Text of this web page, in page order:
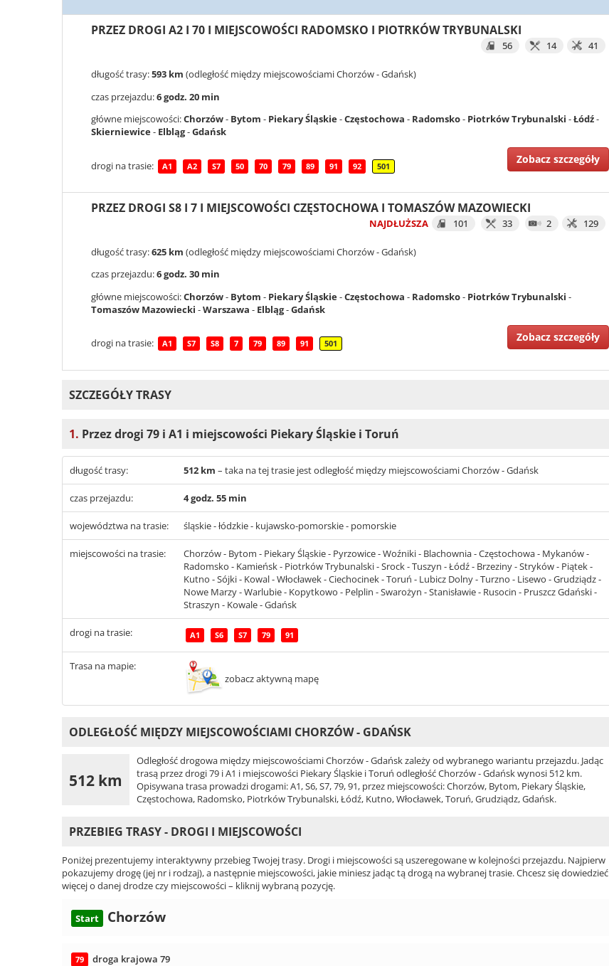
PRZEZ DROGI A2 I 70 I MIEJSCOWOŚCI RADOMSKO I PIOTRKÓW TRYBUNALSKI
56 14 41
długość trasy:593 km (odległość między miejscowościami Chorzów - Gdańsk)
czas przejazdu:6 godz. 20 min
główne miejscowości:Chorzów- Bytom - Piekary Śląskie-Częstochowa - Radomsko- Piotrków Trybunalski -Łódź-
Skierniewice- Elbląg-Gdańsk
drogi na trasie: A1 A2 S7 50 70 79 89 91 92 501
Zobacz szczegóły
PRZEZ DROGI S8 I 7 I MIEJSCOWOŚCI CZĘSTOCHOWA I TOMASZÓW MAZOWIECKI
NAJDŁUŻSZA 101 33 2 129
długość trasy:625 km (odległość między miejscowościami Chorzów - Gdańsk)
czas przejazdu:6 godz. 30 min
główne miejscowości:Chorzów- Bytom - Piekary Śląskie-Częstochowa - Radomsko- Piotrków Trybunalski -
Tomaszów Mazowiecki -Warszawa - Elbląg-Gdańsk
drogi na trasie: A1 S7 S8 7 79 89 91 501
Zobacz szczegóły
SZCZEGÓŁY TRASY
1. Przez drogi 79 i A1 i miejscowości Piekary Śląskie i Toruń
długość trasy: 512 km – taka na tej trasie jest odległość między miejscowościami Chorzów - Gdańsk
czas przejazdu: 4 godz. 55 min
województwa na trasie: śląskie - łódzkie - kujawsko-pomorskie - pomorskie
miejscowości na trasie:
Chorzów - Bytom - Piekary Śląskie - Pyrzowice - Woźniki - Blachownia - Częstochowa - Mykanów -
Radomsko - Kamieńsk - Piotrków Trybunalski - Srock - Tuszyn - Łódź - Brzeziny - Stryków - Piątek -
Kutno - Sójki - Kowal - Włocławek - Ciechocinek - Toruń - Lubicz Dolny - Turzno - Lisewo - Grudziądz -
Nowe Marzy - Warlubie - Kopytkowo - Pelplin - Swarożyn - Stanisławie - Rusocin - Pruszcz Gdański -
Straszyn - Kowale - Gdańsk
drogi na trasie: A1 S6 S7 79 91
Trasa na mapie:
zobacz aktywną mapę
ODLEGŁOŚĆ MIĘDZY MIEJSCOWOŚCIAMI CHORZÓW - GDAŃSK
512 km
Odległość drogowa między miejscowościami Chorzów - Gdańsk zależy od wybranego wariantu przejazdu. Jadąc
trasą przez drogi 79 i A1 i miejscowości Piekary Śląskie i Toruń odległość Chorzów - Gdańsk wynosi 512 km.
Opisywana trasa prowadzi drogami: A1, S6, S7, 79, 91, przez miejscowości: Chorzów, Bytom, Piekary Śląskie,
Częstochowa, Radomsko, Piotrków Trybunalski, Łódź, Kutno, Włocławek, Toruń, Grudziądz, Gdańsk.
PRZEBIEG TRASY - DROGI I MIEJSCOWOŚCI
Poniżej prezentujemy interaktywny przebieg Twojej trasy. Drogi i miejscowości są uszeregowane w kolejności przejazdu. Najpierw
pokazujemy drogę (jej nr i rodzaj), a następnie miejscowości, jakie miniesz jadąc tą drogą na wybranej trasie. Chcesz się dowiedzieć
więcej o danej drodze czy miejscowości – kliknij wybraną pozycję.
Start Chorzów
79 droga krajowa 79